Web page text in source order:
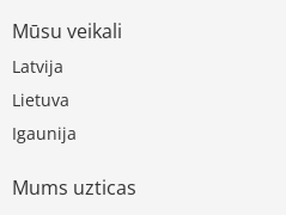
Mūsu veikali
Latvija
Lietuva
Igaunija
Mums uzticas